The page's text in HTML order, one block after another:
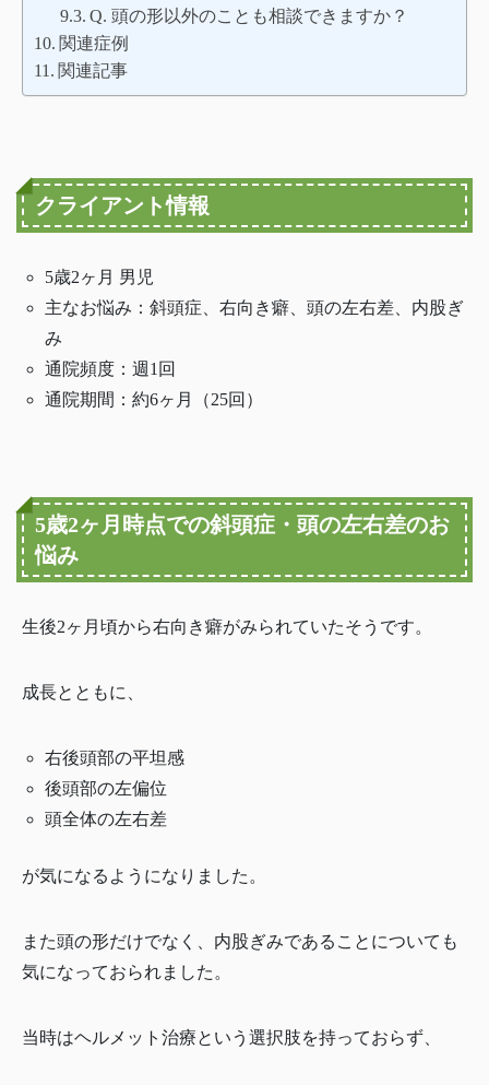
Q. 頭の形以外のことも相談できますか？
関連症例
関連記事
クライアント情報
5歳2ヶ月 男児
主なお悩み：斜頭症、右向き癖、頭の左右差、内股ぎ
み
通院頻度：週1回
通院期間：約6ヶ月（25回）
5歳2ヶ月時点での斜頭症・頭の左右差のお
悩み
生後2ヶ月頃から右向き癖がみられていたそうです。
成長とともに、
右後頭部の平坦感
後頭部の左偏位
頭全体の左右差
が気になるようになりました。
また頭の形だけでなく、内股ぎみであることについても
気になっておられました。
当時はヘルメット治療という選択肢を持っておらず、